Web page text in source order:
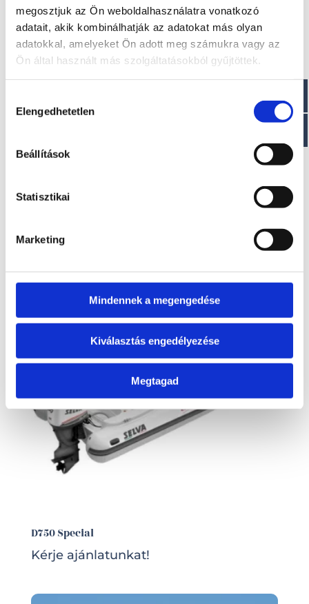
megosztjuk az Ön weboldalhasználatra vonatkozó
adatait, akik kombinálhatják az adatokat más olyan
adatokkal, amelyeket Ön adott meg számukra vagy az
Ön által használt más szolgáltatásokból gyűjtöttek.
kiválasztása
Elengedhetetlen
Beállítások
Statisztikai
Marketing
Mindennek a megengedése
Kiválasztás engedélyezése
Megtagad
Kérje ajánlatunkat!
D750 Special
Kérje ajánlatunkat!